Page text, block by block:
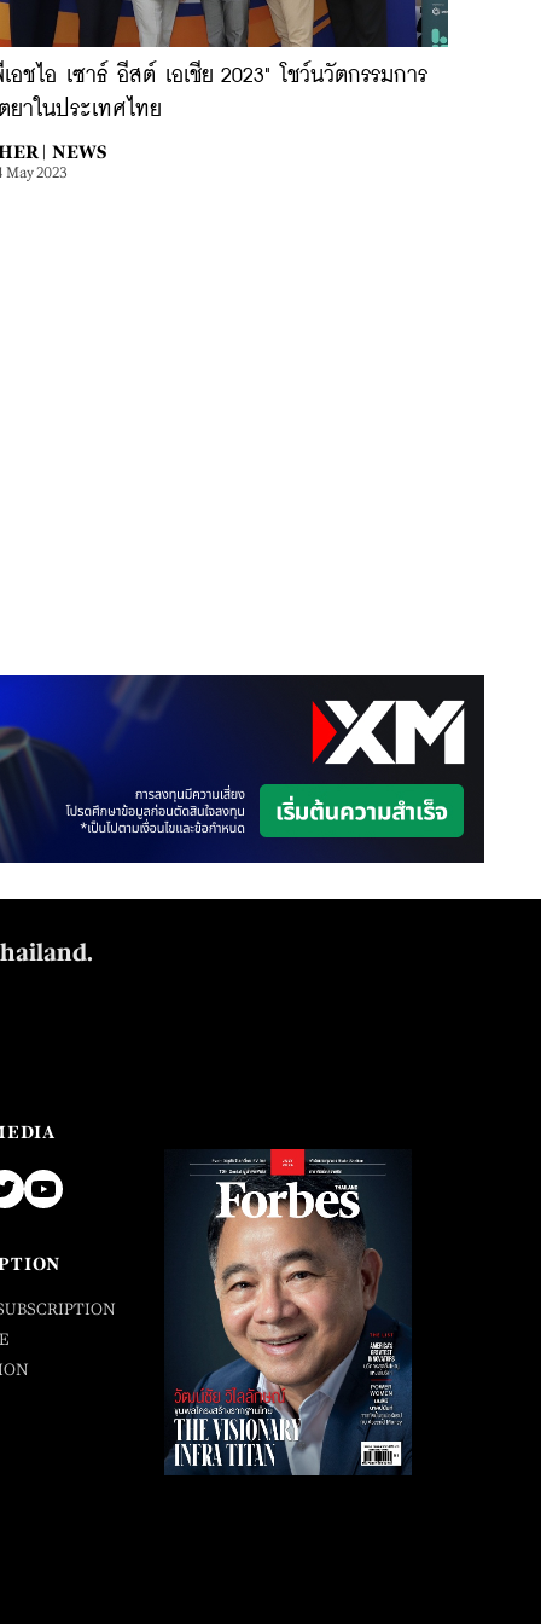
อชไอ เซาธ์ อีสต์ เอเชีย 2023" โชว์นวัตกรรมการ
ยาในประเทศไทย
| NEWS
May 2023